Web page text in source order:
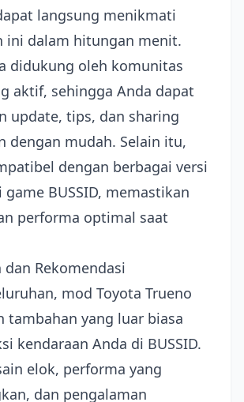
langsung menikmati
ini dalam hitungan menit.
didukung oleh komunitas
aktif, sehingga Anda dapat
update, tips, dan sharing
dengan mudah. Selain itu,
dengan berbagai versi
BUSSID, memastikan
performa optimal saat
dan Rekomendasi
mod Toyota Trueno
tambahan yang luar biasa
kendaraan Anda di BUSSID.
elok, performa yang
dan pengalaman